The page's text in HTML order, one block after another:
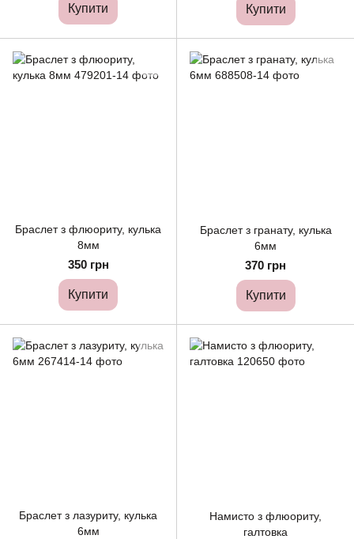
Купити Купити
Браслет з флюориту, кулька
8мм
350 грн
Купити
Браслет з гранату, кулька
6мм
370 грн
Купити
Браслет з лазуриту, кулька
6мм
Намисто з флюориту,
галтовка